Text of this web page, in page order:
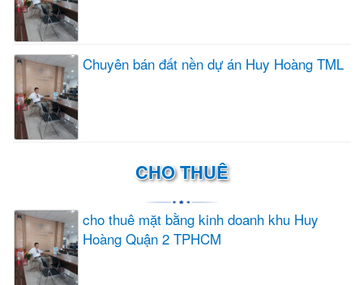
Chuyên bán đất nền dự án Huy Hoàng TML
CHO THUÊ
cho thuê mặt bằng kinh doanh khu Huy
Hoàng Quận 2 TPHCM